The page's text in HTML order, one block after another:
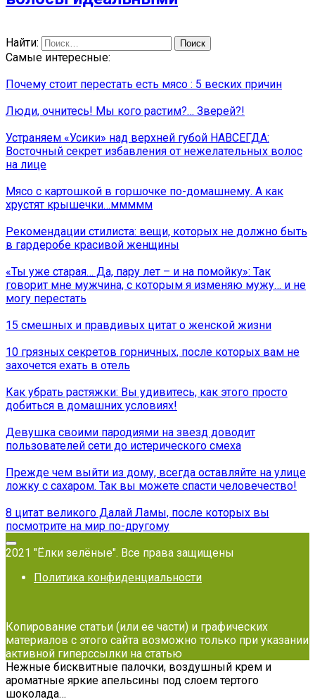
Найти:
Самые интересные:
Почему стоит перестать есть мясо : 5 веских причин
Люди, очнитесь! Мы кого растим?… Зверей?!
Устраняем «Усики» над верхней губой НАВСЕГДА:
Восточный секрет избавления от нежелательных волос
на лице
Мясо с картошкой в горшочке по-домашнему. А как
хрустят крышечки…ммммм
Рекомендации стилиста: вещи, которых не должно быть
в гардеробе красивой женщины
«Ты уже старая… Да, пару лет – и на помойку»: Так
говорит мне мужчина, с которым я изменяю мужу… и не
могу перестать
15 смешных и правдивых цитат о женской жизни
10 грязных секретов горничных, после которых вам не
захочется ехать в отель
Как убрать растяжки: Вы удивитесь, как этого просто
добиться в домашних условиях!
Девушка своими пародиями на звезд доводит
пользователей сети до истерического смеха
Прежде чем выйти из дому, всегда оставляйте на улице
ложку с сахаром. Так вы можете спасти человечество!
8 цитат великого Далай Ламы, после которых вы
посмотрите на мир по-другому
2021 "Ёлки зелёные". Все права защищены
Политика конфиденциальности
Копирование статьи (или ее части) и графических
материалов с этого сайта возможно только при указании
активной гиперссылки на статью
Нежные бисквитные палочки, воздушный крем и
ароматные яркие апельсины под слоем тертого
шоколада…